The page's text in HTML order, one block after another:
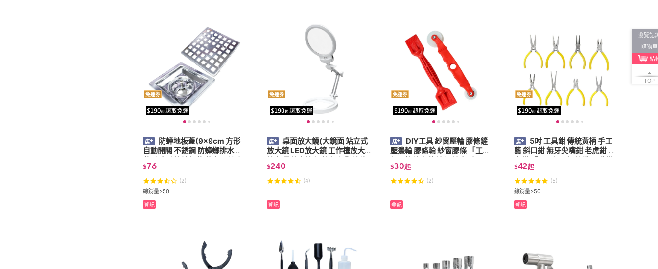
免運券
防蟑地板蓋(9x9cm 方形
自動開關 不銹鋼 防蟑螂排水孔
蓋 防臭防蟑地板蓋 落水頭 浴室
排水孔 方形排水蓋)
$76
(2)
總銷量>50
登記
免運券
桌面放大鏡(大鏡面 站立式
放大鏡 LED放大鏡 工作檯放大
鏡 摺疊放大鏡 調整角度 閱讀維
修 2倍 放大鏡)
$240
(4)
登記
免運券
DIY工具 紗窗壓輪 膠條鏟
壓邊輪 膠條輪 紗窗膠條 「工具
仁」換紗窗 換紗網 紗窗 紗門 壓
輪 壓網輪 塑膠壓繩
$30起
(2)
登記
免運券
5吋 工具鉗 傳統黃柄 手工
藝 斜口鉗 無牙尖嘴鉗 老虎鉗 珠
寶鉗 「工具仁」鋼絲鉗 圓嘴鉗
扁嘴鉗 鉗子 皮件 凹線
$42起
(5)
總銷量>50
登記
瀏覽記
購物車
結
TOP